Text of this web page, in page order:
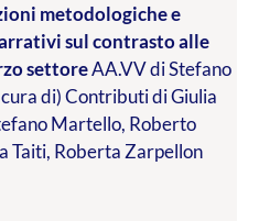
prezzo:
da
€9.99
a
€19.00
metodologiche e
sul contrasto alle
settoreAA.VV di Stefano
di) Contributi di Giulia
Martello, Roberto
Taiti, Roberta Zarpellon